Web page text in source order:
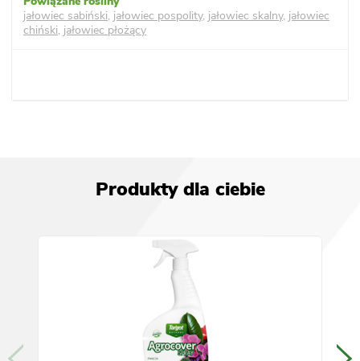
jałowiec sabiński, jałowiec pospolity, jałowiec skalny, jałowiec
chiński, jałowiec płożący
Produkty dla ciebie